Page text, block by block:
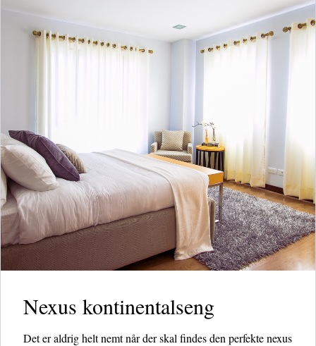
Nexus kontinentalseng
Det er aldrig helt nemt når der skal findes den perfekte nexus